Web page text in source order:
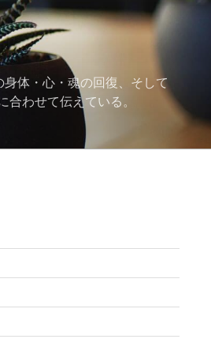
体・心・魂の回復、そして
わせて伝えている。